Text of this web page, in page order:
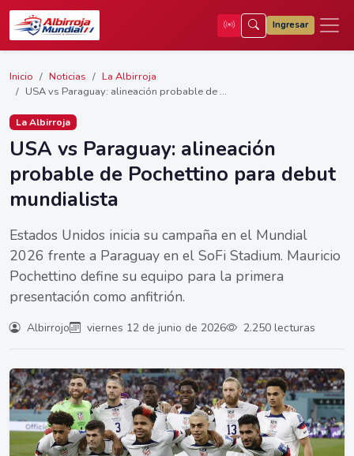
Ingresar
Inicio Noticias
La Albirroja
USA vs Paraguay: alineación probable de ...
La Albirroja
USA vs Paraguay: alineación
probable de Pochettino para debut
mundialista
Estados Unidos inicia su campaña en el Mundial
2026 frente a Paraguay en el SoFi Stadium. Mauricio
Pochettino define su equipo para la primera
presentación como anfitrión.
Albirrojo viernes 12 de junio de 2026 2.250 lecturas